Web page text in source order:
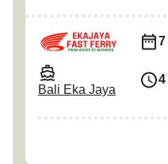
Bali Eka Jaya
7
4